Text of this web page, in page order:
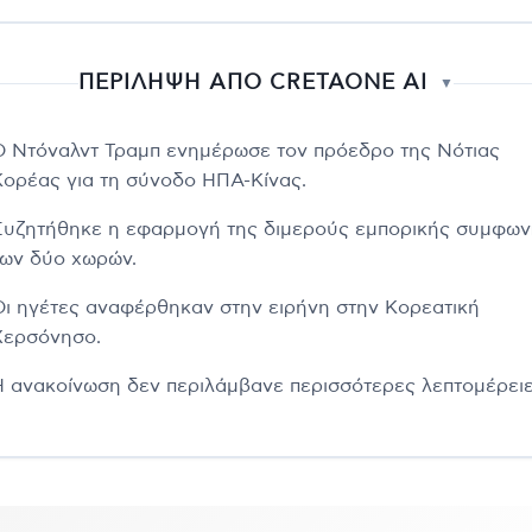
ΠΕΡΙΛΗΨΗ ΑΠΟ CRETAONE AI ▼
Ντόναλντ Τραμπ ενημέρωσε τον πρόεδρο της Νότιας
για τη σύνοδο ΗΠΑ-Κίνας.
η εφαρμογή της διμερούς εμπορικής
δύο χωρών.
ηγέτες αναφέρθηκαν στην ειρήνη στην Κορεατική
ανακοίνωση δεν περιλάμβανε περισσότερες